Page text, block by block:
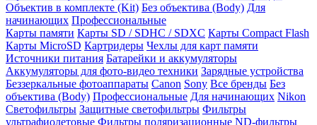
Объектив в комплекте (Kit) Без объектива (Body) Для
начинающих Профессиональные
Карты памяти Карты SD / SDHC / SDXC Карты Compact Flash
Карты MicroSD Картридеры Чехлы для карт памяти
Источники питания Батарейки и аккумуляторы
Аккумуляторы для фото-видео техники Зарядные устройства
Беззеркальные фотоаппараты Canon Sony Все бренды Без
объектива (Body) Профессиональные Для начинающих Nikon
Светофильтры Защитные светофильтры Фильтры
ультрафиолетовые Фильтры поляризационные ND-фильтры